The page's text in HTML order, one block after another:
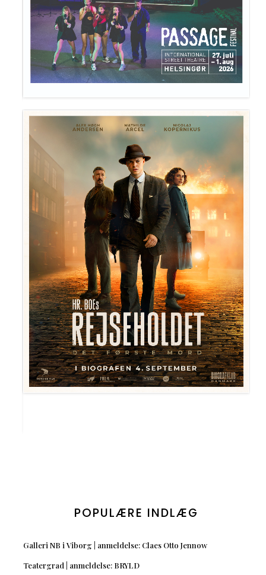
POPULÆRE INDLÆG
Galleri NB i Viborg | anmeldelse: Claes Otto Jennow
Teatergrad | anmeldelse: BRYLD